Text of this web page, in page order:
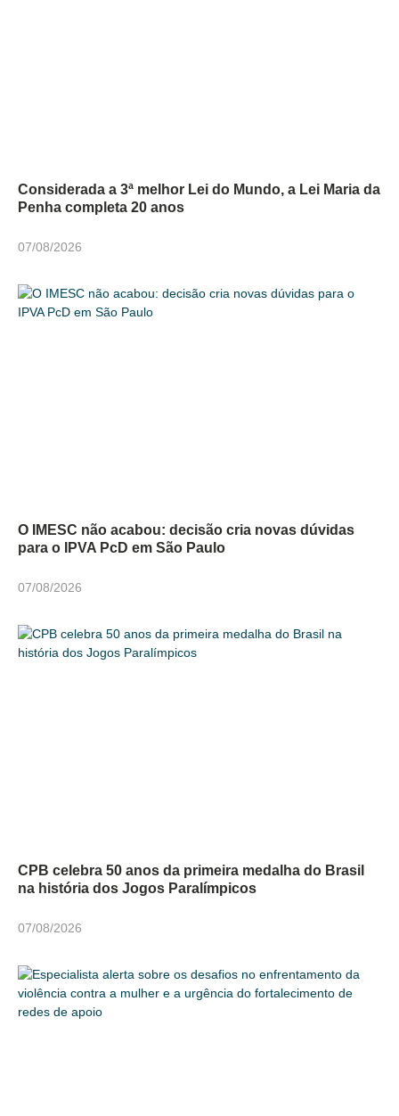
Considerada a 3ª melhor Lei do Mundo, a Lei Maria da
Penha completa 20 anos
07/08/2026
O IMESC não acabou: decisão cria novas dúvidas
para o IPVA PcD em São Paulo
07/08/2026
CPB celebra 50 anos da primeira medalha do Brasil
na história dos Jogos Paralímpicos
07/08/2026